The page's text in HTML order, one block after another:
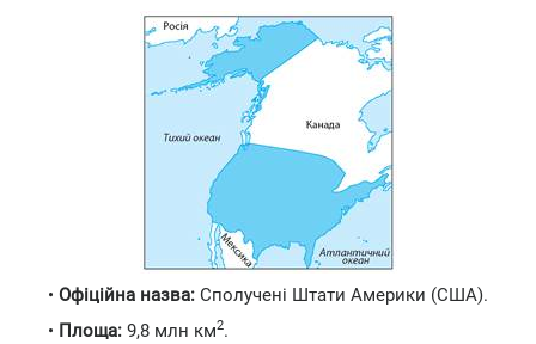
• Офіційна назва: Сполучені Штати Америки (США).
• Площа: 9,8 млн км2.